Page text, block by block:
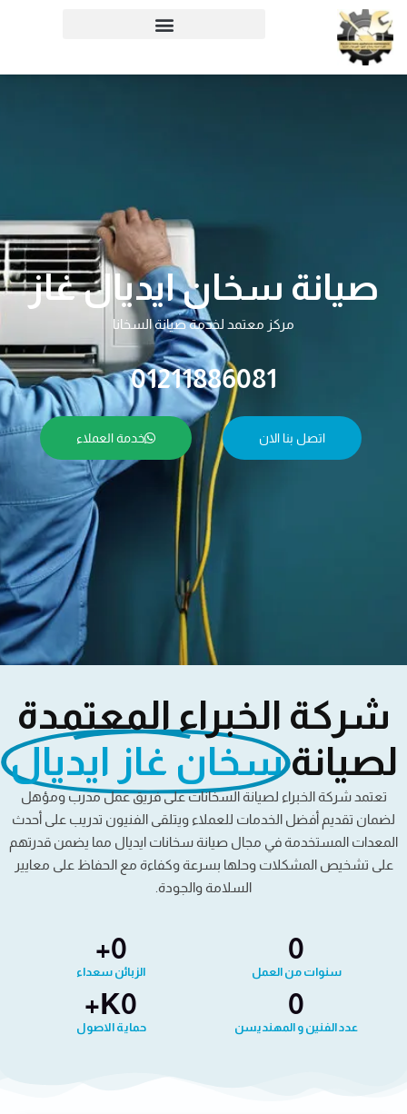
تخطي
إلى
المحتوى
صيانة سخان ايديال غاز
مركز معتمد لخدمة صيانة السخانا
01211886081
اتصل بنا الان خدمة العملاء
شركة الخبراء المعتمدة
لصيانةسخان غاز ايديال​
تعتمد شركة الخبراء لصيانة السخانات على فريق عمل مدرب ومؤهل
لضمان تقديم أفضل الخدمات للعملاء ويتلقى الفنيون تدريب على أحدث
المعدات المستخدمة في مجال صيانة سخانات ايديال مما يضمن قدرتهم
على تشخيص المشكلات وحلها بسرعة وكفاءة مع الحفاظ على معايير
السلامة والجودة.
سنوات من العمل
0
الزبائن سعداء
0
+
عدد الفنين و المهنديسن
0
حماية الاصول
0
K+